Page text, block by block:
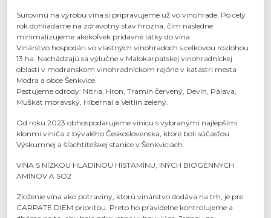
Surovinu na výrobu vína si pripravujeme už vo vinohrade. Po celý
rok dohliadame na zdravotný stav hrozna, čím následne
minimalizujeme akékoľvek prídavné látky do vína.
Vinárstvo hospodári vo vlastných vinohradoch s celkovou rozlohou
13 ha. Nachádzajú sa výlučne v Malokarpatskej vinohradníckej
oblasti v modranskom vinohradníckom rajóne v katastri mesta
Modra a obce Šenkvice.
Pestujeme odrody: Nitria, Hron, Tramín červený, Devín, Pálava,
Muškát moravský, Hibernal a Veltlín zelený.
Od roku 2023 obhospodarujeme vinicu s vybranými najlepšími
klonmi viniča z bývalého Československa, ktoré boli súčasťou
Výskumnej a šľachtiteľskej stanice v Šenkviciach.
VÍNA S NÍZKOU HLADINOU HISTAMÍNU, INÝCH BIOGÉNNYCH
AMÍNOV A SO2
Zloženie vína ako potraviny, ktorú vinárstvo dodáva na trh, je pre
CARPATE DIEM prioritou. Preto ho pravidelne kontrolujeme a